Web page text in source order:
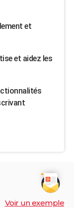
et
et aidez les
Voir un exemple